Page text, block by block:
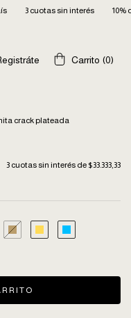
interés 10% off en efectivo
Carrito (0)
crack plateada
3 cuotas sin interés de $33.333,33